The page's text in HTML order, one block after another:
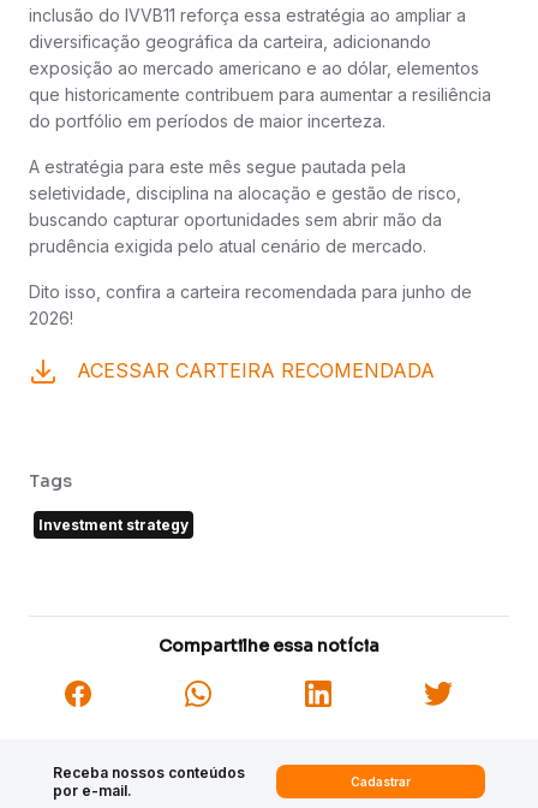
inclusão do IVVB11 reforça essa estratégia ao ampliar a
diversificação geográfica da carteira, adicionando
exposição ao mercado americano e ao dólar, elementos
que historicamente contribuem para aumentar a resiliência
do portfólio em períodos de maior incerteza.
A estratégia para este mês segue pautada pela
seletividade, disciplina na alocação e gestão de risco,
buscando capturar oportunidades sem abrir mão da
prudência exigida pelo atual cenário de mercado.
Dito isso, confira a carteira recomendada para junho de
2026!
ACESSAR CARTEIRA RECOMENDADA
Tags
Investment strategy
Compartilhe essa notícia
Receba nossos conteúdos
por e-mail.
Cadastrar